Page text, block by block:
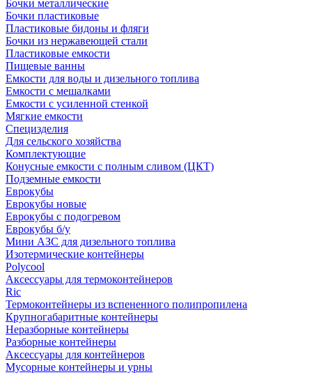
Бочки металлические
Бочки пластиковые
Пластиковые бидоны и фляги
Бочки из нержавеющей стали
Пластиковые емкости
Пищевые ванны
Емкости для воды и дизельного топлива
Емкости с мешалками
Емкости с усиленной стенкой
Мягкие емкости
Специзделия
Для сельского хозяйства
Комплектующие
Конусные емкости с полным сливом (ЦКТ)
Подземные емкости
Еврокубы
Еврокубы новые
Еврокубы с подогревом
Еврокубы б/у
Мини АЗС для дизельного топлива
Изотермические контейнеры
Polycool
Аксессуары для термоконтейнеров
Ric
Термоконтейнеры из вспененного полипропилена
Крупногабаритные контейнеры
Неразборные контейнеры
Разборные контейнеры
Аксессуары для контейнеров
Мусорные контейнеры и урны